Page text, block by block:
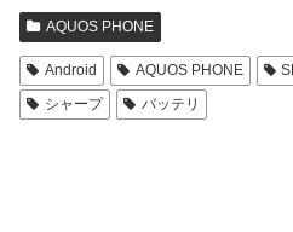
AQUOS PHONE
Android AQUOS PHONE
シャープ
バッテリ